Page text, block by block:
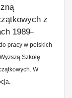
z
1989–
pracy w polskich
Szkołę
W